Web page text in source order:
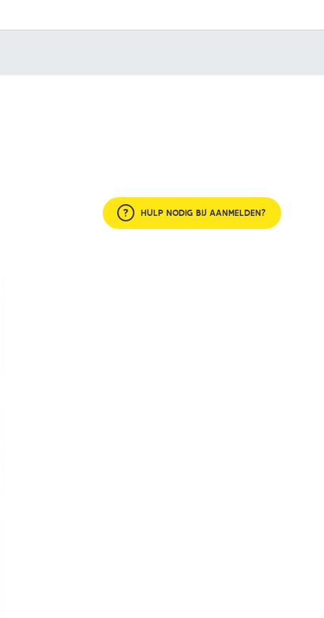
HULP NODIG BIJ AANMELDEN?